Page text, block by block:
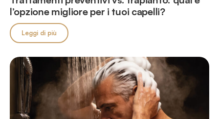
l’opzione migliore per i tuoi capelli?
Leggi di più